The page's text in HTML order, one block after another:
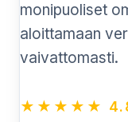
monipuoliset
aloittamaan
vaivattomasti.
★★★★★